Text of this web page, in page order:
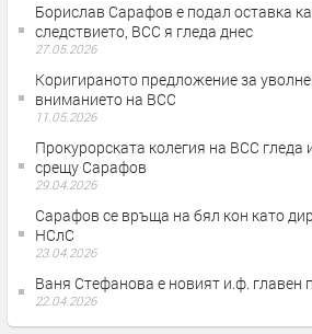
Борислав Сарафов е подал оставка
следствието, ВСС я гледа днес
27.05.2026
Коригираното предложение за
вниманието на ВСС
11.05.2026
Прокурорската колегия на ВСС гледа
срещу Сарафов
29.04.2026
Сарафов се връща на бял кон като
НСлС
23.04.2026
Ваня Стефанова е новият и.ф. главен
22.04.2026